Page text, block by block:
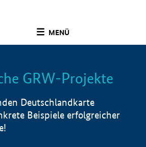
MENÜ
Info
GRW-Projekte
Deutschlandkarte
Beispiele erfolgreicher